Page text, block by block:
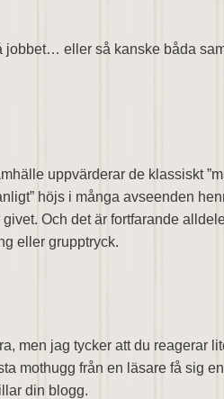
jobbet… eller så kanske båda
uppvärderar de klassiskt
höjs i många avseenden
Och det är fortfarande
eller grupptryck.
men jag tycker att du reagerar
mothugg från en läsare få sig
din blogg.